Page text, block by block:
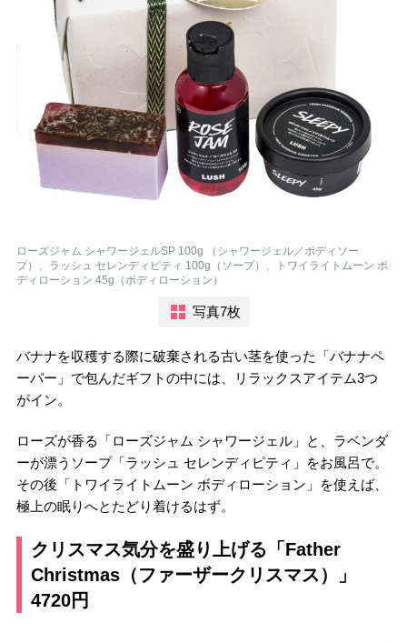
ローズジャム シャワージェルSP 100g （シャワージェル／ボディソー
プ）、ラッシュ セレンディピティ 100g（ソープ）、トワイライトムーン ボ
ディローション 45g（ボディローション）
写真7枚
バナナを収穫する際に破棄される古い茎を使った「バナナペ
ーパー」で包んだギフトの中には、リラックスアイテム3つ
がイン。
ローズが香る「ローズジャム シャワージェル」と、ラベンダ
ーが漂うソープ「ラッシュ セレンディピティ」をお風呂で。
その後「トワイライトムーン ボディローション」を使えば、
極上の眠りへとたどり着けるはず。
クリスマス気分を盛り上げる「Father
Christmas（ファーザークリスマス）」
4720円